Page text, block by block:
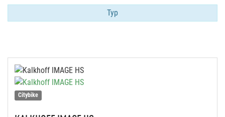
Typ
Citybike